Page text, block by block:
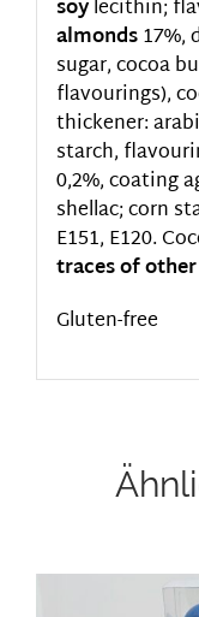
soylecithin;
almonds17%,
sugar, cocoa
flavourings),
thickener:
starch,
0,2%, coating
shellac; corn
E151, E120.
traces of
Gluten-free